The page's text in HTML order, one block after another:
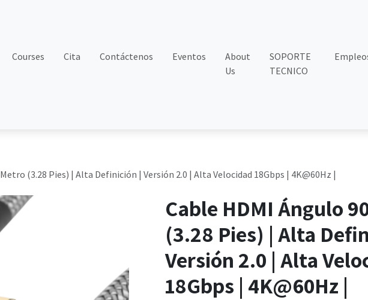
Courses Cita Contáctenos Eventos
About
Us
SOPORTE
TECNICO
(3.28 Pies) | Alta Definición | Versión 2.0 | Alta Velocidad 18Gbps | 4K@60Hz |
Cable HDMI Ángulo
(3.28 Pies) | Alta
Versión 2.0 | Alta
18Gbps | 4K@60Hz |